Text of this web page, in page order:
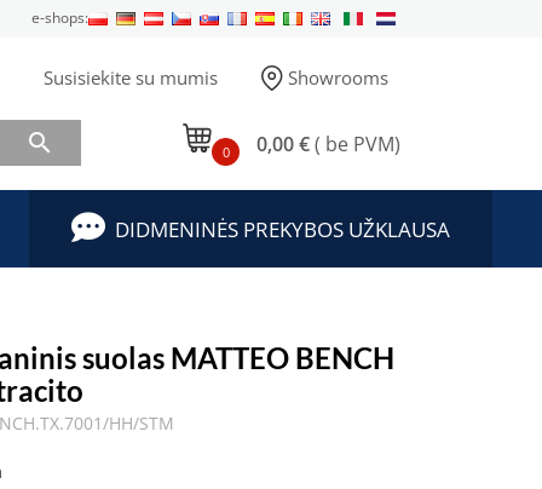
e-shops:
Susisiekite su mumis Showrooms
 0 0,00 €( be PVM)
DIDMENINĖS PREKYBOS UŽKLAUSA
suolas MATTEO BENCH
HH/STM